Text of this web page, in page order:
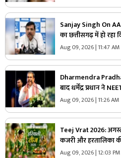
Sanjay Singh On
का छत्तीसगढ़ में हो
पर तीखा वार! बोले-
Aug 09, 2026 | 11:47 AM
Dharmendra
बाद धर्मेंद्र प्रधान ने
Z को लेकर कह दी ये बड़ी
Aug 09, 2026 | 11:26 AM
Teej Vrat 2026:
कजरी और हरतालिका
दिन रखना है कौन-सा व्रत
Aug 09, 2026 | 12:03 PM